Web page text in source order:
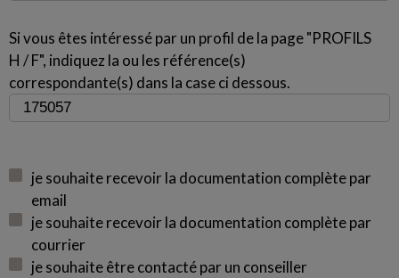
Si vous êtes intéressé par un profil de la page "PROFILS
H / F", indiquez la ou les référence(s)
correspondante(s) dans la case ci dessous.
je souhaite recevoir la documentation complète par
email
je souhaite recevoir la documentation complète par
courrier
je souhaite être contacté par un conseiller